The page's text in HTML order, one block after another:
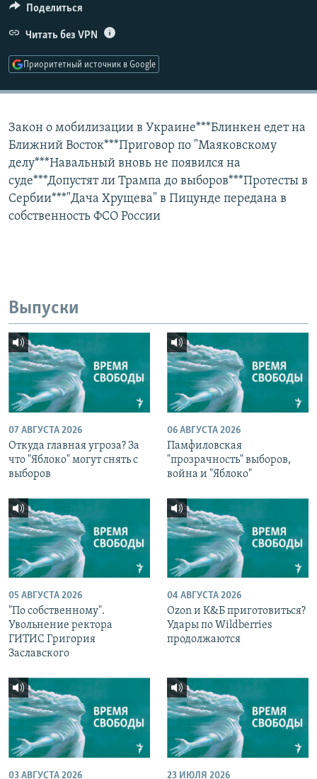
Поделиться
Читать без VPN
Приоритетный источник в Google
Закон о мобилизации в Украине***Блинкен едет на
Ближний Восток***Приговор по "Маяковскому
делу***Навальный вновь не появился на
суде***Допустят ли Трампа до выборов***Протесты в
Сербии***"Дача Хрущева" в Пицунде передана в
собственность ФСО России
Выпуски
07 АВГУСТА 2026
Откуда главная угроза? За
что "Яблоко" могут снять с
выборов
06 АВГУСТА 2026
Памфиловская
"прозрачность" выборов,
война и "Яблоко"
05 АВГУСТА 2026
"По собственному".
Увольнение ректора
ГИТИС Григория
Заславского
04 АВГУСТА 2026
Ozon и К&Б приготовиться?
Удары по Wildberries
продолжаются
03 АВГУСТА 2026 23 ИЮЛЯ 2026